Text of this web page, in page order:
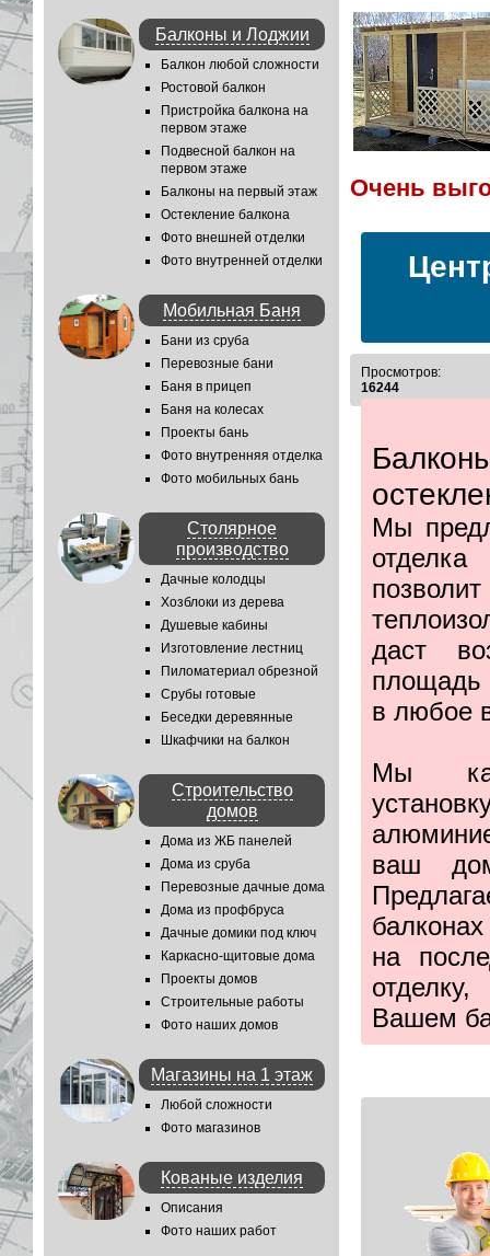
Балконы и Лоджии
Балкон любой сложности
Ростовой балкон
Пристройка балкона на
первом этаже
Подвесной балкон на
первом этаже
Балконы на первый этаж
Остекление балкона
Фото внешней отделки
Фото внутренней отделки
Мобильная Баня
Бани из сруба
Перевозные бани
Баня в прицеп
Баня на колесах
Проекты бань
Фото внутренняя отделка
Фото мобильных бань
Столярное
производство
Дачные колодцы
Хозблоки из дерева
Душевые кабины
Изготовление лестниц
Пиломатериал обрезной
Срубы готовые
Беседки деревянные
Шкафчики на балкон
Строительство
домов
Дома из ЖБ панелей
Дома из сруба
Перевозные дачные дома
Дома из профбруса
Дачные домики под ключ
Каркасно-щитовые дома
Проекты домов
Строительные работы
Фото наших домов
Магазины на 1 этаж
Любой сложности
Фото магазинов
Кованые изделия
Описания
Фото наших работ
Очень
Очень
Просмотров:
16244
Мы
даст
площадь
в любое
Мы
ваш
на
Вашем